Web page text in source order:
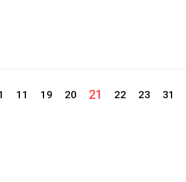
11 19 20 21 22 23 31